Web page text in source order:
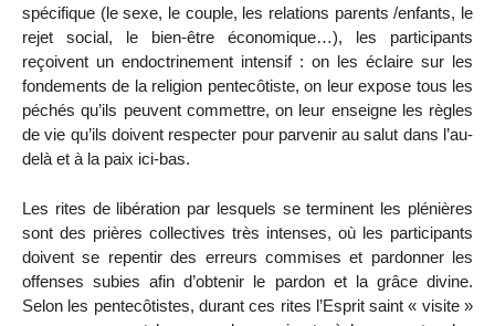
spécifique (le sexe, le couple, les relations parents /enfants, le
rejet social, le bien-être économique…), les participants
reçoivent un endoctrinement intensif : on les éclaire sur les
fondements de la religion pentecôtiste, on leur expose tous les
péchés qu’ils peuvent commettre, on leur enseigne les règles
de vie qu’ils doivent respecter pour parvenir au salut dans l’au-
delà et à la paix ici-bas.
Les rites de libération par lesquels se terminent les plénières
sont des prières collectives très intenses, où les participants
doivent se repentir des erreurs commises et pardonner les
offenses subies afin d’obtenir le pardon et la grâce divine.
Selon les pentecôtistes, durant ces rites l’Esprit saint « visite »